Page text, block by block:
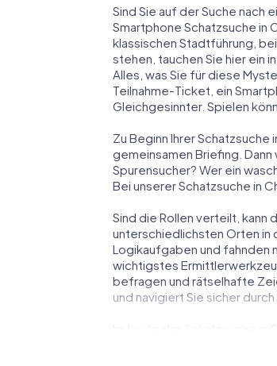
Sind Sie auf der Suche nach
Smartphone Schatzsuche in
klassischen Stadtführung,
stehen, tauchen Sie hier ein
Alles, was Sie für diese
Teilnahme-Ticket, ein
Gleichgesinnter. Spielen
Zu Beginn Ihrer
gemeinsamen Briefing.
Spurensucher? Wer ein
Bei unserer Schatzsuche in
Sind die Rollen verteilt, kann
unterschiedlichsten Orten in
Logikaufgaben und fahnden
wichtigstes
befragen und rätselhafte
und navigiert Sie sicher
Im Laufe der Schatzsuche in